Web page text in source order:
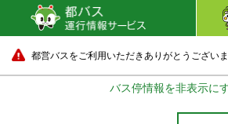
都営バスをご利用いただきありがとうございま
バス停情報を非表示に